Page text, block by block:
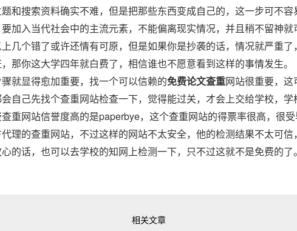
和搜索资料确实不难，但是把那些东西变成自己的，这一步可不
加入当代社会中的主流元素，不能偏离现实情况，并且稍不留神
几个错了或许还情有可原，但是如果你是抄袭的话，情况就严重
那你这大学四年就白费了，相信谁也不愿意看到这样的事情发生。
就显得愈加重要，找一个可以信赖的免费论文查重网站很重要，这
自己先找个查重网站检查一下，觉得能过关，才会上交给学校，
重网站信誉度高的是paperbye，这个查重网站的得票率很高，很受
理的查重网站，不过这样的网站不太安全，他的检测结果不太可
的话，也可以去学校的知网上检测一下，只不过这就不是免费的了
相关文章